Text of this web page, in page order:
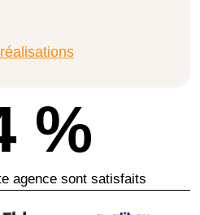
%
agence sont satisfaits